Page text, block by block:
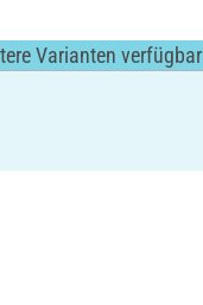
Varianten verfügbar